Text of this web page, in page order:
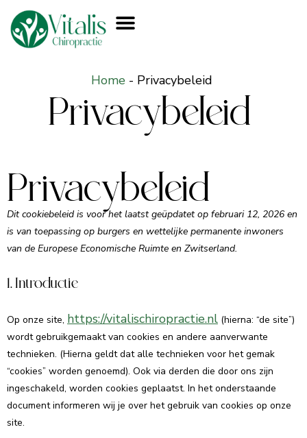
Home - Privacybeleid
Privacybeleid
Privacybeleid
Dit cookiebeleid is voor het laatst geüpdatet op februari 12, 2026 en
is van toepassing op burgers en wettelijke permanente inwoners
van de Europese Economische Ruimte en Zwitserland.
1. Introductie
Op onze site, https://vitalischiropractie.nl (hierna: “de site”)
wordt gebruikgemaakt van cookies en andere aanverwante
technieken. (Hierna geldt dat alle technieken voor het gemak
“cookies” worden genoemd). Ook via derden die door ons zijn
ingeschakeld, worden cookies geplaatst. In het onderstaande
document informeren wij je over het gebruik van cookies op onze
site.